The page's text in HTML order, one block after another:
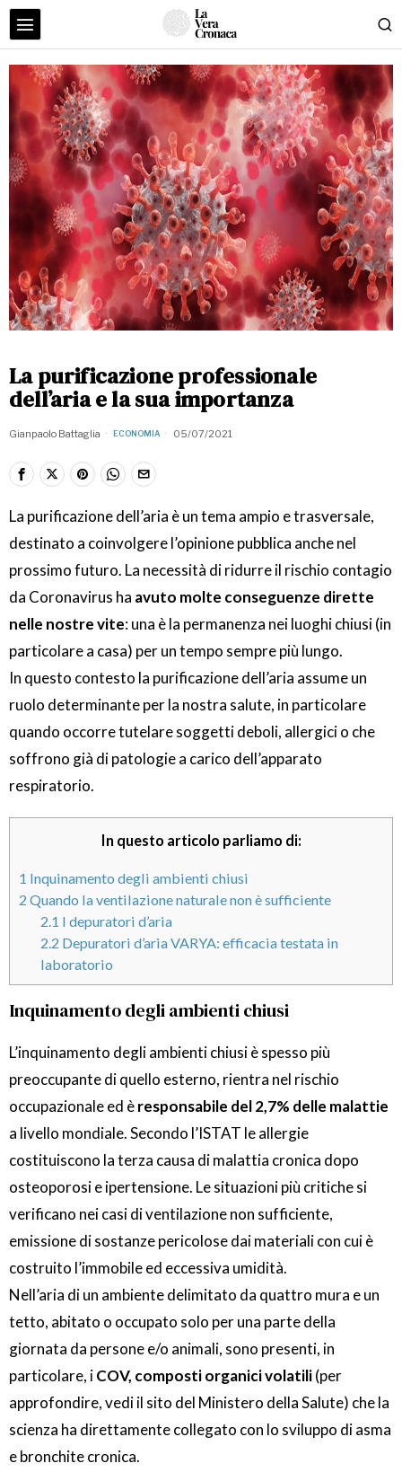
La purificazione professionale
dell’aria e la sua importanza
Gianpaolo Battaglia ECONOMIA 05/07/2021
La purificazione dell’aria è un tema ampio e trasversale,
destinato a coinvolgere l’opinione pubblica anche nel
prossimo futuro. La necessità di ridurre il rischio contagio
da Coronavirus ha avuto molte conseguenze dirette
nelle nostre vite: una è la permanenza nei luoghi chiusi (in
particolare a casa) per un tempo sempre più lungo.
In questo contesto la purificazione dell’aria assume un
ruolo determinante per la nostra salute, in particolare
quando occorre tutelare soggetti deboli, allergici o che
soffrono già di patologie a carico dell’apparato
respiratorio.
In questo articolo parliamo di:
1 Inquinamento degli ambienti chiusi
2 Quando la ventilazione naturale non è sufficiente
2.1 I depuratori d’aria
2.2 Depuratori d’aria VARYA: efficacia testata in
laboratorio
Inquinamento degli ambienti chiusi
L’inquinamento degli ambienti chiusi è spesso più
preoccupante di quello esterno, rientra nel rischio
occupazionale ed èresponsabile del 2,7% delle malattie
a livello mondiale. Secondo l’ISTAT le allergie
costituiscono la terza causa di malattia cronica dopo
osteoporosi e ipertensione. Le situazioni più critiche si
verificano nei casi di ventilazione non sufficiente,
emissione di sostanze pericolose dai materiali con cui è
costruito l’immobile ed eccessiva umidità.
Nell’aria di un ambiente delimitato da quattro mura e un
tetto, abitato o occupato solo per una parte della
giornata da persone e/o animali, sono presenti, in
particolare, iCOV, composti organici volatili(per
approfondire, vedi il sito del Ministero della Salute) che la
scienza ha direttamente collegato con lo sviluppo di asma
e bronchite cronica.